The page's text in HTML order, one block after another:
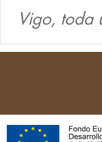
Vigo, toda